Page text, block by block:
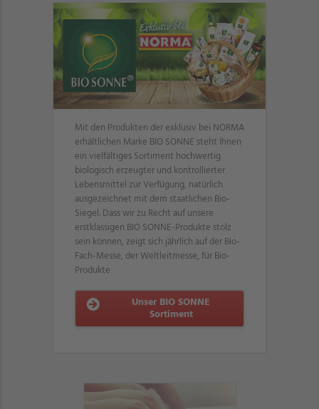
Mit den Produkten der exklusiv bei NORMA
erhältlichen Marke BIO SONNE steht Ihnen
ein vielfältiges Sortiment hochwertig
biologisch erzeugter und kontrollierter
Lebensmittel zur Verfügung, natürlich
ausgezeichnet mit dem staatlichen Bio-
Siegel. Dass wir zu Recht auf unsere
erstklassigen BIO SONNE-Produkte stolz
sein können, zeigt sich jährlich auf der Bio-
Fach-Messe, der Weltleitmesse, für Bio-
Produkte
Unser BIO SONNE
Sortiment